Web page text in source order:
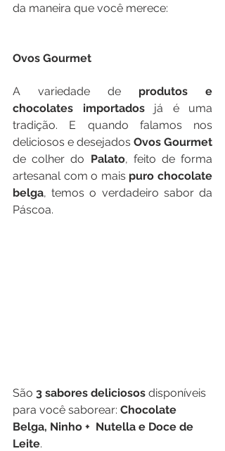
da maneira que você merece:
Ovos Gourmet
A variedade de produtos e
chocolates importados já é uma
tradição. E quando falamos nos
deliciosos e desejados Ovos Gourmet
de colher do Palato, feito de forma
artesanal com o mais puro chocolate
belga, temos o verdadeiro sabor da
Páscoa.
São 3 sabores deliciosos disponíveis
para você saborear: Chocolate
Belga, Ninho +  Nutella e Doce de
Leite.